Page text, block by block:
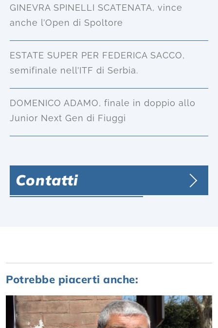
GINEVRA SPINELLI SCATENATA, vince
anche l’Open di Spoltore
ESTATE SUPER PER FEDERICA SACCO,
semifinale nell’ITF di Serbia.
DOMENICO ADAMO, finale in doppio allo
Junior Next Gen di Fiuggi
Contatti
Potrebbe piacerti anche: